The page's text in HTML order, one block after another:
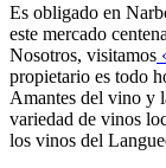
Es obligado en
este mercado
Nosotros, visitamos
propietario es todo
Amantes del vino y
variedad de vinos
los vinos del